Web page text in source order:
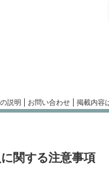
説明 お問い合わせ 掲載内容
関する注意事項